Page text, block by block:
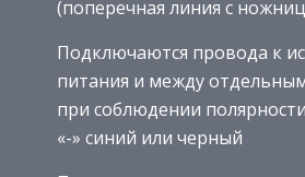
(поперечная линия с
Подключаются провода к
питания и между
при соблюдении
«-» синий или черный